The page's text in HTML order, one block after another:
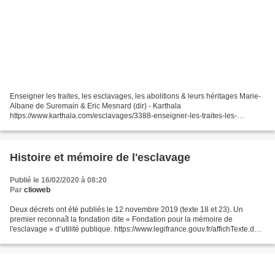
Enseigner les traites, les esclavages, les abolitions & leurs héritages Marie-
Albane de Suremain & Eric Mesnard (dir) - Karthala
https://www.karthala.com/esclavages/3388-enseigner-les-traites-les-
Histoire et mémoire de l'esclavage
Publié le 16/02/2020 à 08:20
Par clioweb
Deux décrets ont été publiés le 12 novembre 2019 (texte 18 et 23). Un
premier reconnaît la fondation dite « Fondation pour la mémoire de
l'esclavage » d’utilité publique. https://www.legifrance.gouv.fr/affichTexte.do?